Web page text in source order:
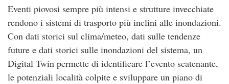
Eventi piovosi sempre più intensi e strutture invecchiate
rendono i sistemi di trasporto più inclini alle inondazioni.
Con dati storici sul clima/meteo, dati sulle tendenze
future e dati storici sulle inondazioni del sistema, un
Digital Twin permette di identificare l’evento scatenante,
le potenziali località colpite e sviluppare un piano di